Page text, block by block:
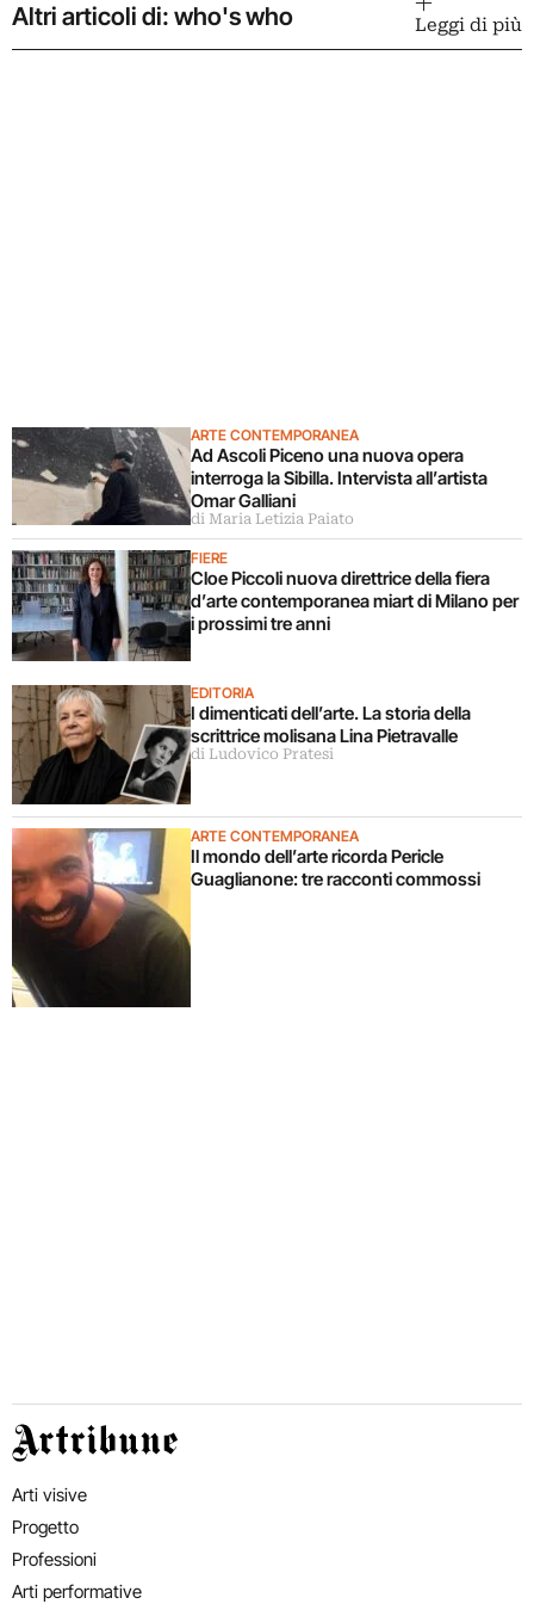
Altri articoli di: who's who Leggi di più
ARTE CONTEMPORANEA
Ad Ascoli Piceno una nuova opera
interroga la Sibilla. Intervista all’artista
Omar Galliani
di Maria Letizia Paiato
FIERE
Cloe Piccoli nuova direttrice della fiera
d’arte contemporanea miart di Milano per
i prossimi tre anni
EDITORIA
I dimenticati dell’arte. La storia della
scrittrice molisana Lina Pietravalle
di Ludovico Pratesi
ARTE CONTEMPORANEA
Il mondo dell’arte ricorda Pericle
Guaglianone: tre racconti commossi
Artribune
Arti visive
Progetto
Professioni
Arti performative